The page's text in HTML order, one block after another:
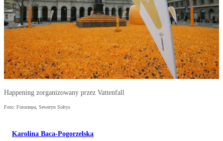
Happening zorganizowany przez Vattenfall
Foto: Fotorzepa, Seweryn Sołtys
Karolina Baca-Pogorzelska